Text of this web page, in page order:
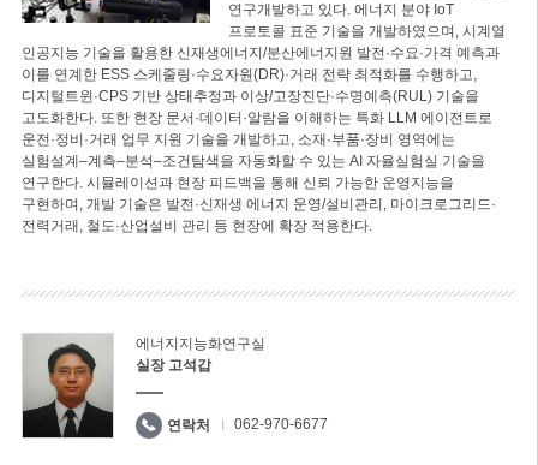
연구개발하고 있다. 에너지 분야 IoT
프로토콜 표준 기술을 개발하였으며, 시계열
인공지능 기술을 활용한 신재생에너지/분산에너지원 발전·수요·가격 예측과
이를 연계한 ESS 스케줄링·수요자원(DR)·거래 전략 최적화를 수행하고,
디지털트윈·CPS 기반 상태추정과 이상/고장진단·수명예측(RUL) 기술을
고도화한다. 또한 현장 문서·데이터·알람을 이해하는 특화 LLM 에이전트로
운전·정비·거래 업무 지원 기술을 개발하고, 소재·부품·장비 영역에는
실험설계–계측–분석–조건탐색을 자동화할 수 있는 AI 자율실험실 기술을
연구한다. 시뮬레이션과 현장 피드백을 통해 신뢰 가능한 운영지능을
구현하며, 개발 기술은 발전·신재생 에너지 운영/설비관리, 마이크로그리드·
전력거래, 철도·산업설비 관리 등 현장에 확장 적용한다.
에너지지능화연구실
실장 고석갑
연락처 062-970-6677